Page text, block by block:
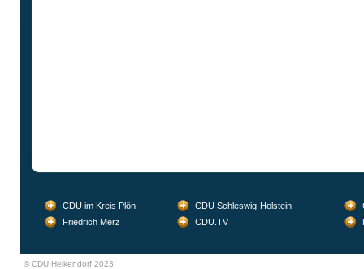
CDU im Kreis Plön CDU Schleswig-Holstein
Friedrich Merz
CDU.TV
© CDU Heikendorf 2023